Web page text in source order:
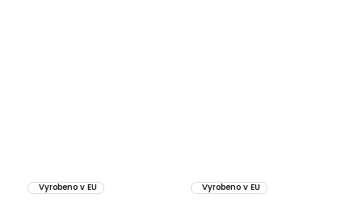
Vyrobeno v EU Vyrobeno v EU